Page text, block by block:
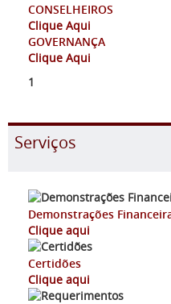
CONSELHEIROS
Clique Aqui
GOVERNANÇA
Clique Aqui
1
Serviços
Demonstrações
Clique aqui
Certidões
Clique aqui